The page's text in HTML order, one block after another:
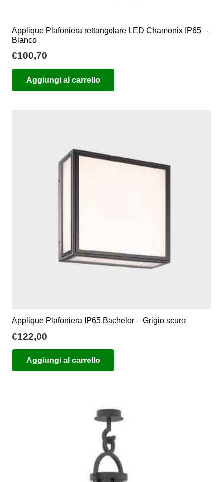
Applique Plafoniera rettangolare LED Chamonix IP65 –
Bianco
€100,70
Aggiungi al carrello
Applique Plafoniera IP65 Bachelor – Grigio scuro
€122,00
Aggiungi al carrello